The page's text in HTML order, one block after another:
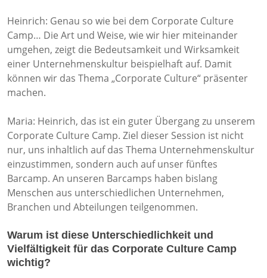
Heinrich: Genau so wie bei dem Corporate Culture
Camp… Die Art und Weise, wie wir hier miteinander
umgehen, zeigt die Bedeutsamkeit und Wirksamkeit
einer Unternehmenskultur beispielhaft auf. Damit
können wir das Thema „Corporate Culture“ präsenter
machen.
Maria: Heinrich, das ist ein guter Übergang zu unserem
Corporate Culture Camp. Ziel dieser Session ist nicht
nur, uns inhaltlich auf das Thema Unternehmenskultur
einzustimmen, sondern auch auf unser fünftes
Barcamp. An unseren Barcamps haben bislang
Menschen aus unterschiedlichen Unternehmen,
Branchen und Abteilungen teilgenommen.
Warum ist diese Unterschiedlichkeit und
Vielfältigkeit für das Corporate Culture Camp
wichtig?